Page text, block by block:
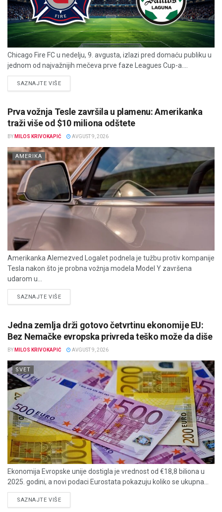
Chicago Fire FC u nedelju, 9. avgusta, izlazi pred domaću publiku u
jednom od najvažnijih mečeva prve faze Leagues Cup-a....
SAZNAJTE VIŠEDETAILS
Prva vožnja Tesle završila u plamenu: Amerikanka
traži više od $10 miliona odštete
BY MILOS KRIVOKAPIĆ AVGUST 9, 2026
AMERIKA
Amerikanka Alemezved Logalet podnela je tužbu protiv kompanije
Tesla nakon što je probna vožnja modela Model Y završena
udarom u...
SAZNAJTE VIŠEDETAILS
Jedna zemlja drži gotovo četvrtinu ekonomije EU:
Bez Nemačke evropska privreda teško može da diše
BY MILOS KRIVOKAPIĆ AVGUST 9, 2026
SVET
Ekonomija Evropske unije dostigla je vrednost od €18,8 biliona u
2025. godini, a novi podaci Eurostata pokazuju koliko se ukupna...
SAZNAJTE VIŠEDETAILS